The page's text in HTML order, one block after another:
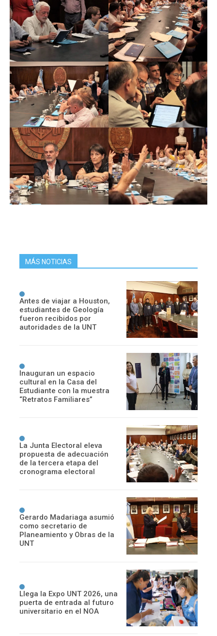
MÁS NOTICIAS
Antes de viajar a Houston,
estudiantes de Geología
fueron recibidos por
autoridades de la UNT
Inauguran un espacio
cultural en la Casa del
Estudiante con la muestra
“Retratos Familiares”
La Junta Electoral eleva
propuesta de adecuación
de la tercera etapa del
cronograma electoral
Gerardo Madariaga asumió
como secretario de
Planeamiento y Obras de la
UNT
Llega la Expo UNT 2026, una
puerta de entrada al futuro
universitario en el NOA